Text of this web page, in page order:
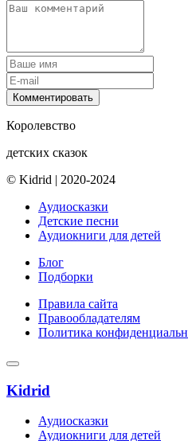
Комментировать
Королевство
детских сказок
© Kidrid | 2020-2024
Аудиосказки
Детские песни
Аудиокниги для детей
Блог
Подборки
Правила сайта
Правообладателям
Политика
Kidrid
Аудиосказки
Аудиокниги для детей